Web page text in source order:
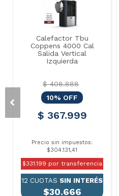
Calefactor Tbu
Coppens 4000 Cal
Salida Vertical
Izquierda
$ 408.888
10% OFF
$ 367.999
Precio sin impuestos:
$304.131,41
$331.199 por transferencia
12 CUOTAS SIN INTERÉS
$30.666